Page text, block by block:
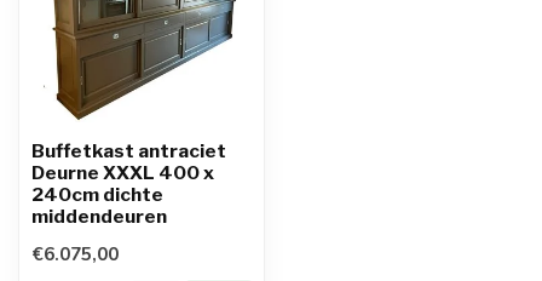
Buffetkast antraciet
Deurne XXXL 400 x
240cm dichte
middendeuren
€6.075,00